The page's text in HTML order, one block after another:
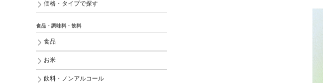
価格・タイプで探す
食品・調味料・飲料
食品
お米
飲料・ノンアルコール